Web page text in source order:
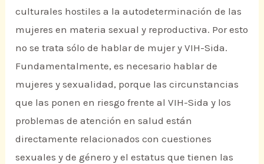
culturales hostiles a la autodeterminación de las
mujeres en materia sexual y reproductiva. Por esto
no se trata sólo de hablar de mujer y VIH-Sida.
Fundamentalmente, es necesario hablar de
mujeres y sexualidad, porque las circunstancias
que las ponen en riesgo frente al VIH-Sida y los
problemas de atención en salud están
directamente relacionados con cuestiones
sexuales y de género y el estatus que tienen las